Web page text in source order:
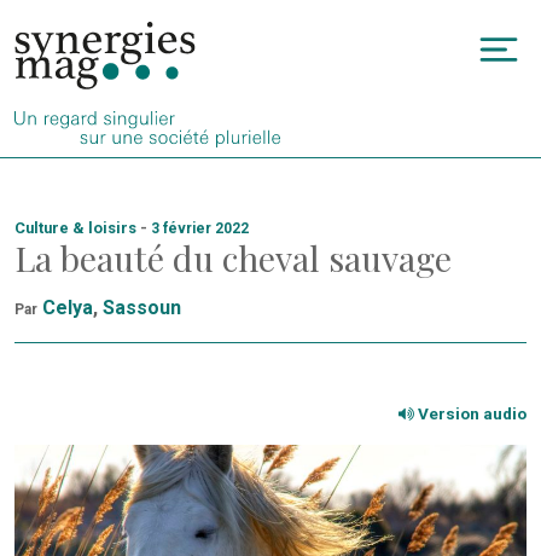
au
contenu
Culture & loisirs - 3 février 2022
La beauté du cheval sauvage
Par Celya, Sassoun
Version audio